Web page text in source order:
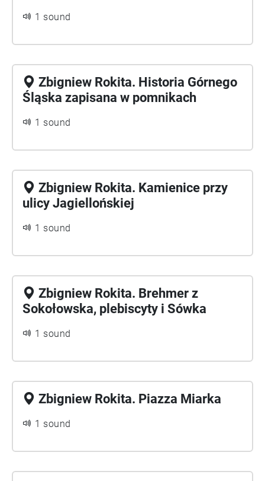
1 sound
Zbigniew Rokita. Historia Górnego
Śląska zapisana w pomnikach
1 sound
Zbigniew Rokita. Kamienice przy
ulicy Jagiellońskiej
1 sound
Zbigniew Rokita. Brehmer z
Sokołowska, plebiscyty i Sówka
1 sound
Zbigniew Rokita. Piazza Miarka
1 sound